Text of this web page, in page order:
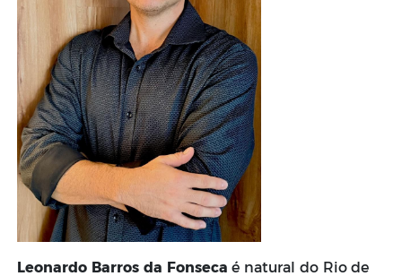
Leonardo Barros da Fonseca é natural do Rio de